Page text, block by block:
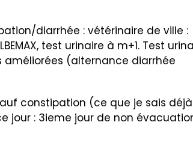
diarrhée : vétérinaire de ville :
test urinaire à m+1. Test
améliorées (alternance diarrhée
constipation (ce que je sais
(ce jour : 3ieme jour de non